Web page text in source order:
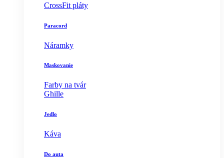
CrossFit pláty
Paracord
Náramky
Maskovanie
Farby na tvár
Ghille
Jedlo
Káva
Do auta